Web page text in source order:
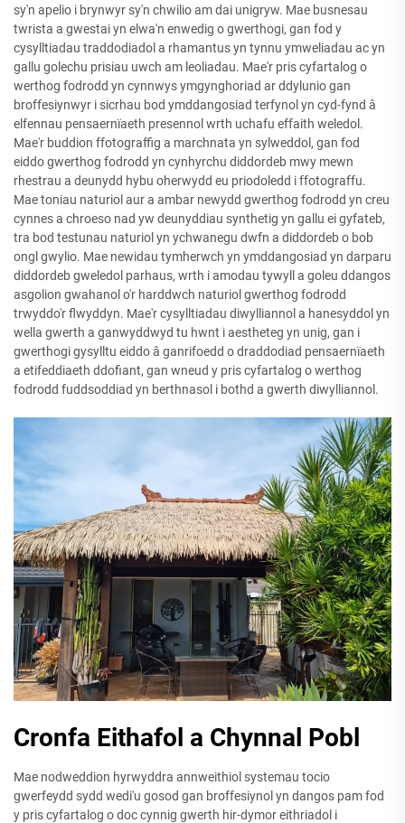
sy'n apelio i brynwyr sy'n chwilio am dai unigryw. Mae busnesau
twrista a gwestai yn elwa'n enwedig o gwerthogi, gan fod y
cysylltiadau traddodiadol a rhamantus yn tynnu ymweliadau ac yn
gallu golechu prisiau uwch am leoliadau. Mae'r pris cyfartalog o
werthog fodrodd yn cynnwys ymgynghoriad ar ddylunio gan
broffesiynwyr i sicrhau bod ymddangosiad terfynol yn cyd-fynd â
elfennau pensaernïaeth presennol wrth uchafu effaith weledol.
Mae'r buddion ffotograffig a marchnata yn sylweddol, gan fod
eiddo gwerthog fodrodd yn cynhyrchu diddordeb mwy mewn
rhestrau a deunydd hybu oherwydd eu priodoledd i ffotograffu.
Mae toniau naturiol aur a ambar newydd gwerthog fodrodd yn creu
cynnes a chroeso nad yw deunyddiau synthetig yn gallu ei gyfateb,
tra bod testunau naturiol yn ychwanegu dwfn a diddordeb o bob
ongl gwylio. Mae newidau tymherwch yn ymddangosiad yn darparu
diddordeb gweledol parhaus, wrth i amodau tywyll a goleu ddangos
asgolion gwahanol o'r harddwch naturiol gwerthog fodrodd
trwyddo'r flwyddyn. Mae'r cysylltiadau diwylliannol a hanesyddol yn
wella gwerth a ganwyddwyd tu hwnt i aestheteg yn unig, gan i
gwerthogi gysylltu eiddo â ganrifoedd o draddodiad pensaernïaeth
a etifeddiaeth ddofiant, gan wneud y pris cyfartalog o werthog
fodrodd fuddsoddiad yn berthnasol i bothd a gwerth diwylliannol.
Cronfa Eithafol a Chynnal Pobl
Mae nodweddion hyrwyddra annweithiol systemau tocio
gwerfeydd sydd wedi'u gosod gan broffesiynol yn dangos pam fod
y pris cyfartalog o doc cynnig gwerth hir-dymor eithriadol i